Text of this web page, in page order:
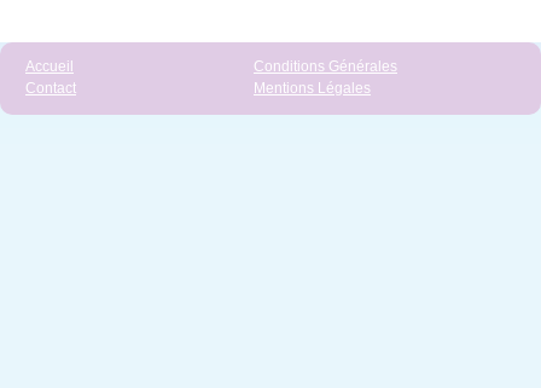
Accueil
Contact
Conditions Générales
Mentions Légales